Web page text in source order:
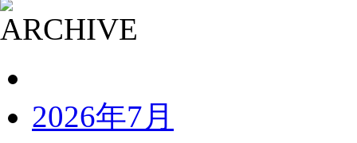
2026年7月